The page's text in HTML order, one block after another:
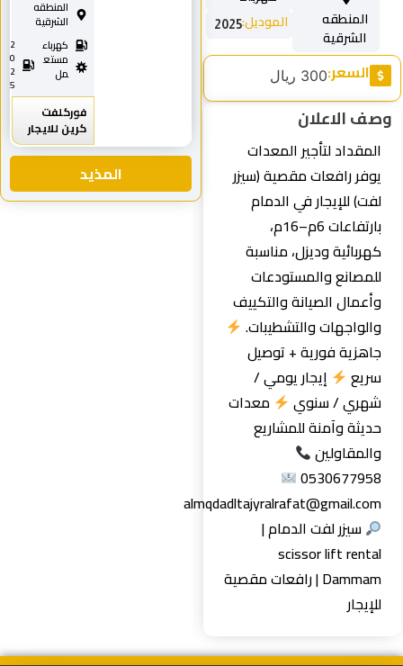
الموديل:2025
المنطقه
الشرقية
السعر:300 ريال
وصف الاعلان
المقداد لتأجير المعدات
يوفر رافعات مقصية (سيزر
لفت) للإيجار في الدمام
بارتفاعات 6م–16م،
كهربائية وديزل، مناسبة
للمصانع والمستودعات
وأعمال الصيانة والتكييف
والواجهات والتشطيبات.
جاهزية فورية + توصيل
سريع
إيجار يومي /
شهري / سنوي
معدات
حديثة وآمنة للمشاريع
والمقاولين
0530677958
almqdadltajyralrafat@gmail.com
سيزر لفت الدمام |
scissor lift rental
Dammam | رافعات مقصية
للإيجار
المذيد
المنطقه
الشرقية
كهرباء
مستع
مل
2
2
فوركلفت
كرين للايجار